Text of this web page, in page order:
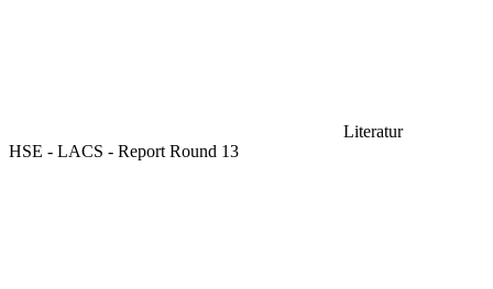
Literatur
HSE - LACS - Report Round 13